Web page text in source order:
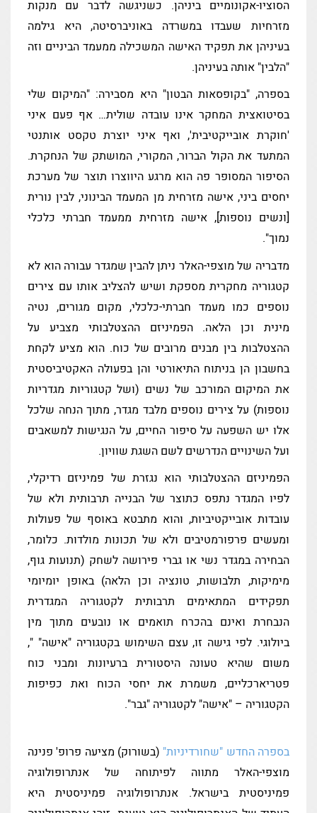
הסוציו-אקונומיים ביניהן. כשניגשה לדבר עם מנקות
מזרחיות שעבדו במשרדה באוניברסיטה, היא גילמה
בעיניהן את תפקיד האישה המשכילה ממעמד הביניים וזה
"הלבין" אותה בעיניהן.
בספרה, "בקופסאות הבטון" היא מסבירה: "המיקום שלי
בסיטואצית המחקר אינו עובדה שולית… אף פעם איני
'חוקרת אובייקטיבית', ואף איני יוצרת טקסט אותנטי
המתעד את הקול הברור, המקורי, המושתק של הנחקרת.
הסיפור המסופר פה הוא מרגע היווצרו תוצר של מערכת
יחסים ביני, אישה מזרחית מן המעמד הבינוני, לבין נורית
[ונשים נוספות], אישה מזרחית ממעמד חברתי כלכלי
נמוך".
מדבריה של מוצפי-האלר ניתן להבין שמגדר עבורה הוא לא
קטגוריה מחקרית מספקת ושיש להצליב אותו עם צירים
נוספים כמו מעמד חברתי-כלכלי, מקום מגורים, נטיה
מינית וכן הלאה. הפמיניזם ההצטלבותי מצביע על
ההצטלבות בין מבנים מרובים של כוח. הוא מציע לקחת
בחשבון הן בניתוח התיאורטי והן בפעולה האקטיביסטית
את המיקום המורכב של נשים (ושל קטגוריות מגדריות
נוספות) על צירים נוספים מלבד מגדר, מתוך הנחה שלכל
אלו יש השפעה על סיפור החיים, על הנגישות למשאבים
ועל השינויים הנדרשים לשם השגת שוויון.
הפמיניזם ההצטלבותי הוא נגזרת של פמיניזם רדיקלי,
לפיו המגדר נתפס כתוצר של הבנייה תרבותית ולא של
עובדות אובייקטיביות, והוא מתבטא באוסף של פעולות
ומעשים פרפורמטיבים ולא של תכונות מולדות. כלומר,
הבחירה במגדר נשי או גברי פירושה לשחק (תנועות גוף,
מימיקות, תלבושות, טונציה וכן הלאה) באופן יומיומי
תפקידים המתאימים תרבותית לקטגוריה המגדרית
הנבחרת ואינם בהכרח תואמים או נובעים מתוך מין
ביולוגי. לפי גישה זו, עצם השימוש בקטגוריה "אישה" ",
משום שהיא טעונה היסטורית ברעיונות ומבני כוח
פטריארכליים, משמרת את יחסי הכוח ואת כפיפות
הקטגוריה – "אישה" לקטגוריה "גבר".
בספרה החדש "שחורדיניות" (בשורוק) מציעה פרופ' פנינה
מוצפי-האלר מתווה לפיתוחה של אנתרופולוגיה
פמיניסטית בישראל. אנתרופולוגיה פמיניסטית היא